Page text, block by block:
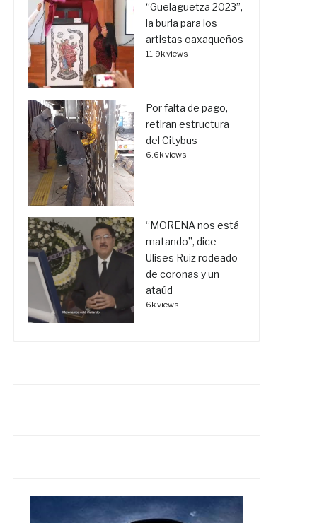
“Guelaguetza 2023”,
la burla para los
artistas oaxaqueños
11.9k views
Por falta de pago,
retiran estructura
del Citybus
6.6k views
“MORENA nos está
matando”, dice
Ulises Ruiz rodeado
de coronas y un
ataúd
6k views